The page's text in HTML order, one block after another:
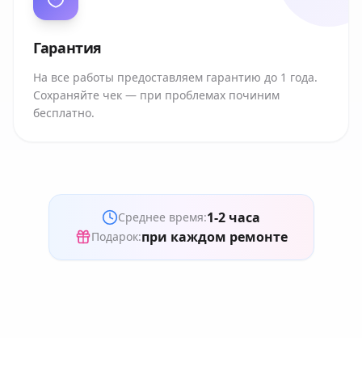
Гарантия
На все работы предоставляем гарантию до 1 года.
Сохраняйте чек — при проблемах починим
бесплатно.
Среднее время:1-2 часа
Подарок:при каждом ремонте